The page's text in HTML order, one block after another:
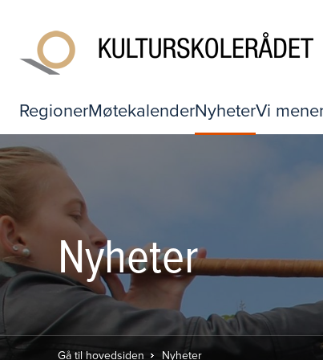
RegionerMøtekalenderNyheterVi
Nyheter
Gå til hovedsiden Nyheter